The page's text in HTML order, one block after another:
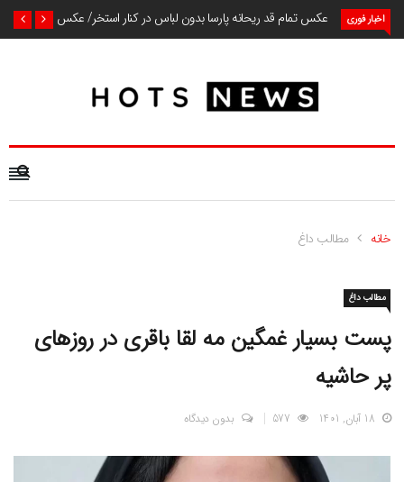
اخبار فوری عکس تمام قد ریحانه پارسا بدون لباس در کنار استخر/ عکس
خانه مطالب داغ
مطالب داغ
پست بسیار غمگین مه لقا باقری در روزهای
پر حاشیه
18 آبان, 1401 بدون دیدگاه